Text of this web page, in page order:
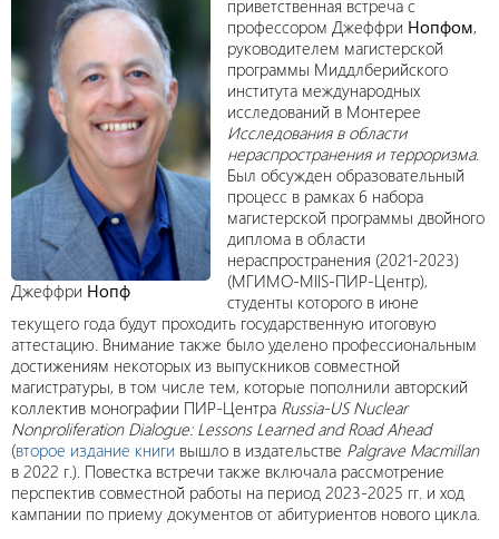
Джеффри Нопф
приветственная встреча с
профессором Джеффри Нопфом,
руководителем магистерской
программы Миддлберийского
института международных
исследований в Монтерее
Исследования в области
нераспространения и терроризма.
Был обсужден образовательный
процесс в рамках 6 набора
магистерской программы двойного
диплома в области
нераспространения (2021-2023)
(МГИМО-MIIS-ПИР-Центр),
студенты которого в июне
текущего года будут проходить государственную итоговую
аттестацию. Внимание также было уделено профессиональным
достижениям некоторых из выпускников совместной
магистратуры, в том числе тем, которые пополнили авторский
коллектив монографии ПИР-Центра Russia-US Nuclear
Nonproliferation Dialogue: Lessons Learned and Road Ahead
(второе издание книги вышло в издательстве Palgrave Macmillan
в 2022 г.). Повестка встречи также включала рассмотрение
перспектив совместной работы на период 2023-2025 гг. и ход
кампании по приему документов от абитуриентов нового цикла.